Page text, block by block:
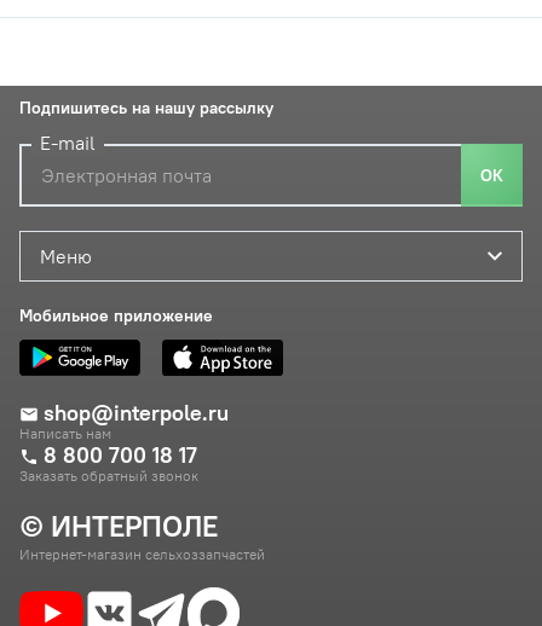
© ИНТЕРПОЛЕ
Интернет-магазин сельхоззапчастей
Меню
Мобильное приложение
shop@interpole.ru
Написать нам
8 800 700 18 17
Заказать обратный звонок
Подпишитесь на нашу рассылку
E-mail
ОК